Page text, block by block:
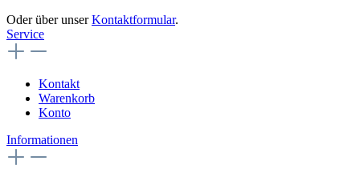
Oder über unserKontaktformular.
Service
Kontakt
Warenkorb
Konto
Informationen